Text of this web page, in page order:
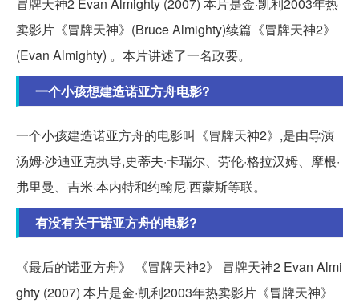
卖影片《冒牌天神》(Bruce Almighty)续篇《冒牌天神2》
(Evan Almighty) 。本片讲述了一名政要。
一个小孩想建造诺亚方舟电影?
一个小孩建造诺亚方舟的电影叫《冒牌天神2》,是由导演
汤姆·沙迪亚克执导,史蒂夫·卡瑞尔、劳伦·格拉汉姆、摩根·
弗里曼、吉米·本内特和约翰尼·西蒙斯等联。
有没有关于诺亚方舟的电影?
《最后的诺亚方舟》 《冒牌天神2》 冒牌天神2 Evan Almi
ghty (2007) 本片是金·凯利2003年热卖影片《冒牌天神》